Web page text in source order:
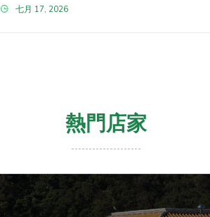
七月 17, 2026
熱門店家